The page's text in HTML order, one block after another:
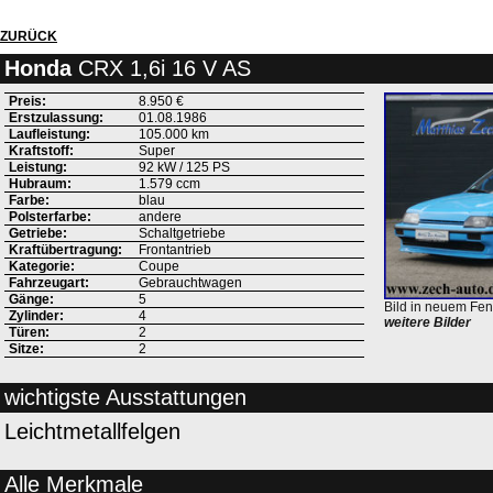
ZURÜCK
HondaCRX 1,6i 16 V AS
Preis:
8.950 €
Erstzulassung:
01.08.1986
Laufleistung:
105.000 km
Kraftstoff:
Super
Leistung:
92 kW / 125 PS
Hubraum:
1.579 ccm
Farbe:
blau
Polsterfarbe:
andere
Getriebe:
Schaltgetriebe
Kraftübertragung:
Frontantrieb
Kategorie:
Coupe
Fahrzeugart:
Gebrauchtwagen
Gänge:
5
Zylinder:
4
Türen:
2
Sitze:
2
Bild in neuem
weitere Bilder
wichtigste Ausstattungen
Leichtmetallfelgen
Alle Merkmale